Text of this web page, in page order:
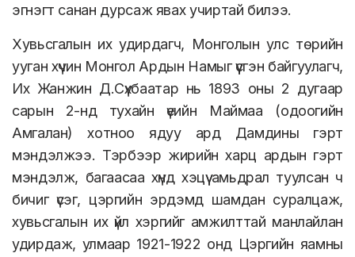
эгнэгт санан дурсаж явах учиртай билээ.
Хувьсгалын их удирдагч, Монголын улс төрийн
ууган хүчин Монгол Ардын Намыг үүсгэн байгуулагч,
Их Жанжин Д.Сүхбаатар нь 1893 оны 2 дугаар
сарын 2-нд тухайн үеийн Маймаа (одоогийн
Амгалан) хотноо ядуу ард Дамдины гэрт
мэндэлжээ. Тэрбээр жирийн харц ардын гэрт
мэндэлж, багаасаа хүнд хэцүү амьдрал туулсан ч
бичиг үсэг, цэргийн эрдэмд шамдан суралцаж,
хувьсгалын их үйл хэргийг амжилттай манлайлан
удирдаж, улмаар 1921-1922 онд Цэргийн яамны